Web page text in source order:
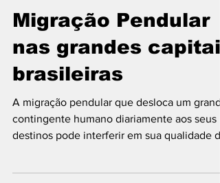
Migração Pendular
nas grandes
brasileiras
A migração pendular que desloca um
contingente humano diariamente aos seus
vida.